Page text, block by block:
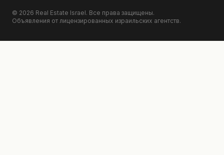
© 2026 Real Estate Israel. Все права защищены.
Объявления от лицензированных израильских агентств.